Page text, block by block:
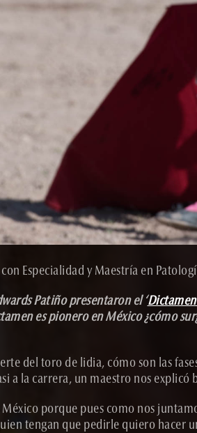
Especialidad y Maestría en
Patiño presentaron el ‘
es pionero en México ¿cómo
del toro de lidia, cómo son las
a la carrera, un maestro nos explicó
porque pues como nos
tengan que pedirle quiero hacer